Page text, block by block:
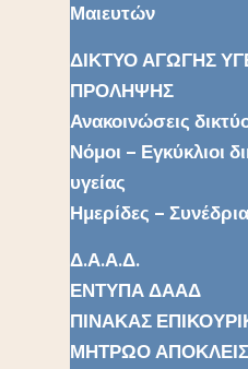
Μαιευτών
ΔΙΚΤΥΟ ΑΓΩΓΗΣ
ΠΡΟΛΗΨΗΣ
Ανακοινώσεις
Νόμοι – Εγκύκλιοι
υγείας
Ημερίδες – Συνέδρια
Δ.Α.Α.Δ.
ΕΝΤΥΠΑ ΔΑΑΔ
ΠΙΝΑΚΑΣ
ΜΗΤΡΩΟ